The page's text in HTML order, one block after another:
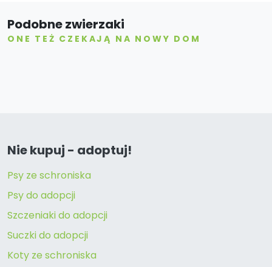
Podobne zwierzaki
ONE TEŻ CZEKAJĄ NA NOWY DOM
Nie kupuj - adoptuj!
Psy ze schroniska
Psy do adopcji
Szczeniaki do adopcji
Suczki do adopcji
Koty ze schroniska